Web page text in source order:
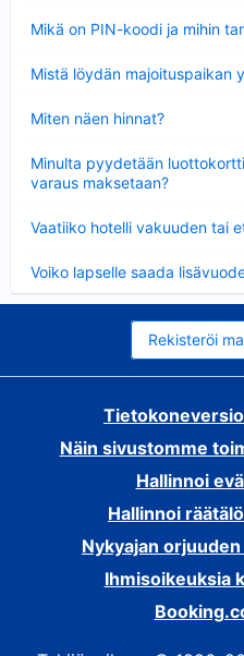
Mikä on PIN-koodi ja mihin
Mistä löydän majoituspaikan
Miten näen hinnat?
Minulta pyydetään
varaus maksetaan?
Vaatiiko hotelli vakuuden tai
Voiko lapselle saada
Rekisteröi
Tietokoneversio
Näin sivustomme
Hallinnoi
Hallinnoi
Nykyajan
Ihmisoikeuksia